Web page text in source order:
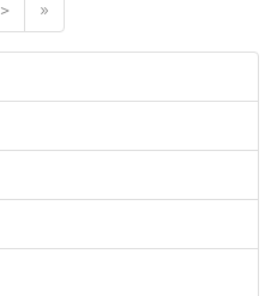
> »